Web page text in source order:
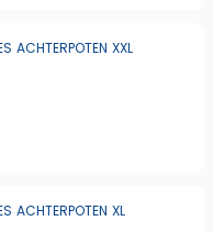
ACHTERPOTEN XXL
ACHTERPOTEN XL